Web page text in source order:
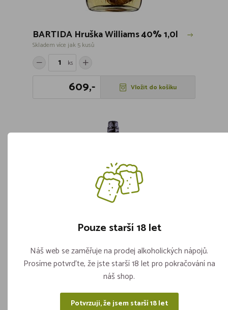
BARTIDA Hruška Williams 40% 1,0l
Skladem více jak 5 kusů
ks
609,- Vložit do košíku
Rum Ypioca Prata Rezerva Espec.
38% 1,0l
ks
Pouze starší 18 let
Náš web se zaměřuje na prodej alkoholických nápojů.
Prosíme potvrďte, že jste starší 18 let pro pokračování na
náš shop.
Potvrzuji, že jsem starší 18 let